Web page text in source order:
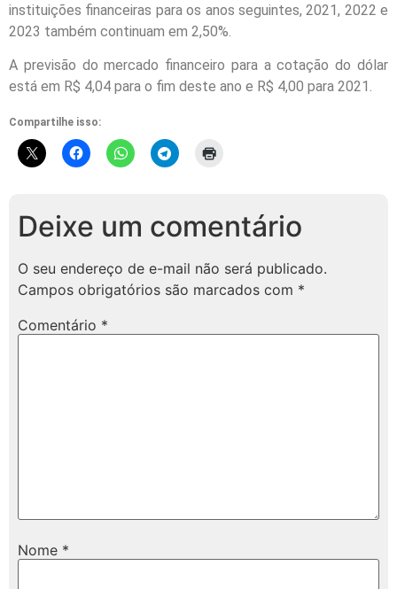
instituições financeiras para os anos seguintes, 2021, 2022 e
2023 também continuam em 2,50%.
A previsão do mercado financeiro para a cotação do dólar
está em R$ 4,04 para o fim deste ano e R$ 4,00 para 2021.
Compartilhe isso:
Deixe um comentário
O seu endereço de e-mail não será publicado.
Campos obrigatórios são marcados com *
Comentário *
Nome *